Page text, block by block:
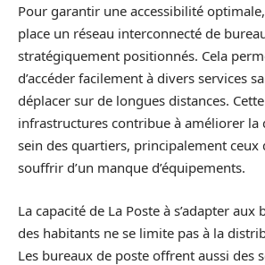
Pour garantir une accessibilité
place un réseau interconnecté de
stratégiquement positionnés. Cela
d’accéder facilement à divers services
déplacer sur de longues distances.
infrastructures contribue à améliorer la
sein des quartiers, principalement ceux
souffrir d’un manque d’équipements.
La capacité de La Poste à s’adapter aux
des habitants ne se limite pas à la
Les bureaux de poste offrent aussi des